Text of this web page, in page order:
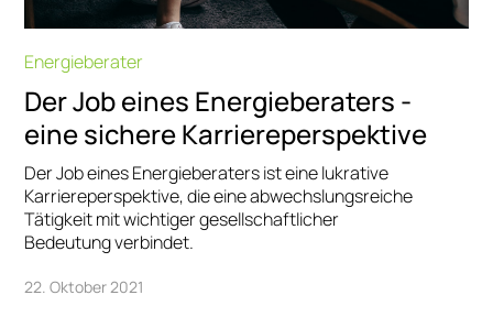
Energieberater
Der Job eines Energieberaters -
eine sichere Karriereperspektive
Der Job eines Energieberaters ist eine lukrative
Karriereperspektive, die eine abwechslungsreiche
Tätigkeit mit wichtiger gesellschaftlicher
Bedeutung verbindet.
22. Oktober 2021